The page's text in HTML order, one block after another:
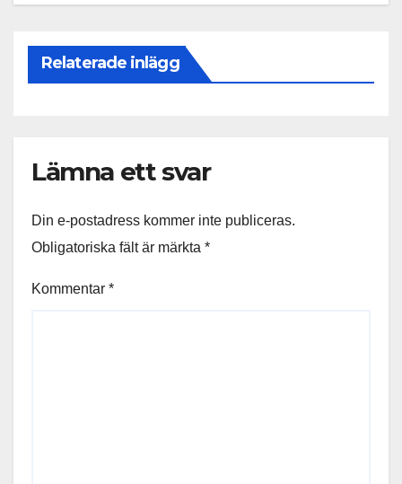
Relaterade inlägg
Lämna ett svar
Din e-postadress kommer inte publiceras.
Obligatoriska fält är märkta *
Kommentar *